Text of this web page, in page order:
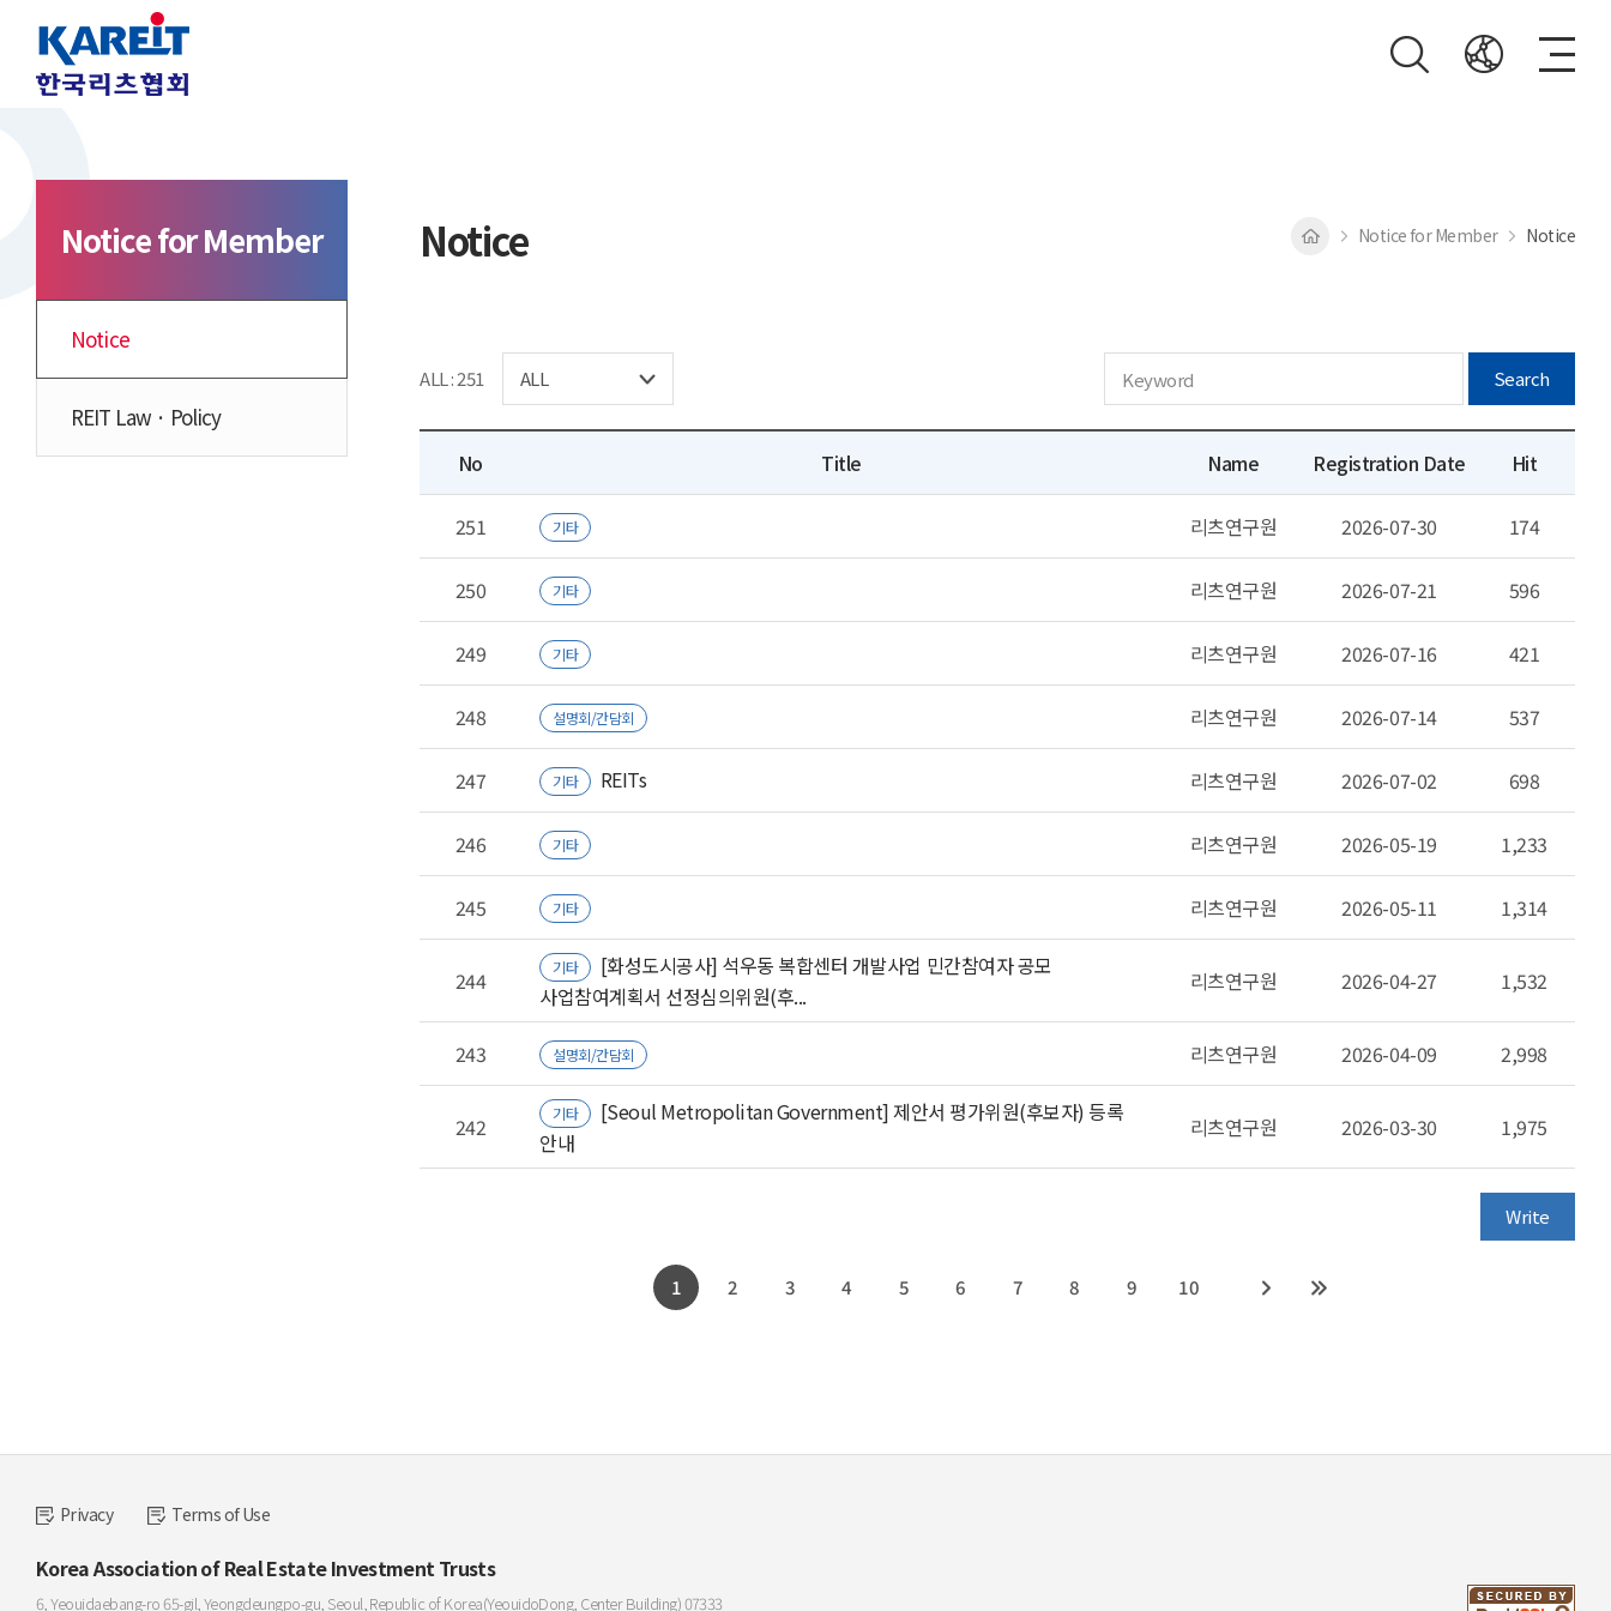
Notice for Member
Notice
REIT Law · Policy
Notice Notice for Member Notice
ALL : 251 Search
No Title Name Registration Date Hit
251 기타 리츠연구원 2026-07-30 174
250 기타 리츠연구원 2026-07-21 596
249 기타 리츠연구원 2026-07-16 421
248 설명회/간담회 리츠연구원 2026-07-14 537
247 기타 REITs 리츠연구원 2026-07-02 698
246 기타 리츠연구원 2026-05-19 1,233
245 기타 리츠연구원 2026-05-11 1,314
244 기타
[화성도시공사] 석우동 복합센터 개발사업 민간참여자 공모
사업참여계획서 선정심의위원(후...
리츠연구원 2026-04-27 1,532
243 설명회/간담회 리츠연구원 2026-04-09 2,998
242 기타
[Seoul Metropolitan Government] 제안서 평가위원(후보자) 등록
안내
리츠연구원 2026-03-30 1,975
Write
1 2 3 4 5 6 7 8 9 10
Privacy Terms of Use
Korea Association of Real Estate Investment Trusts
6, Yeouidaebang-ro 65-gil, Yeongdeungpo-gu, Seoul, Republic of Korea(YeouidoDong, Center Building) 07333